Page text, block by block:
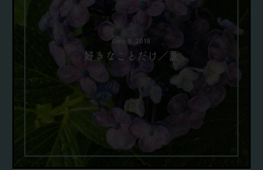
Dec 5.2019
好きなことだけ／薫